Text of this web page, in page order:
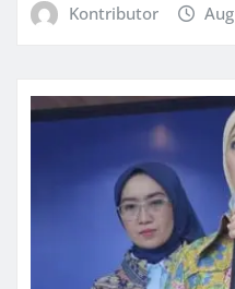
Kontributor